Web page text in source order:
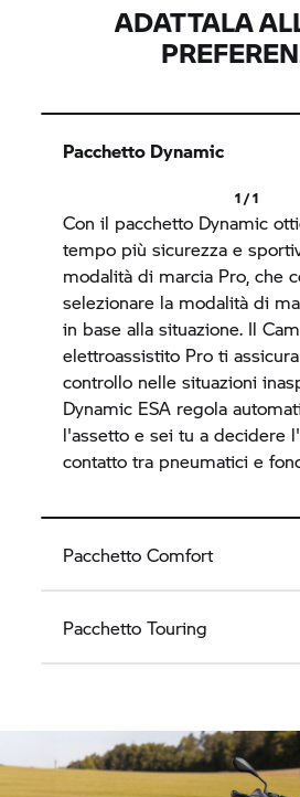
ADATTALA
Pacchetto Dynamic
1 / 1
Con il pacchetto Dynamic
tempo più sicurezza e
modalità di marcia Pro, che
selezionare la modalità di
in base alla situazione. Il
elettroassistito Pro ti
controllo nelle situazioni
Dynamic ESA regola
l'assetto e sei tu a decidere
contatto tra pneumatici e
Pacchetto Comfort
Pacchetto Touring